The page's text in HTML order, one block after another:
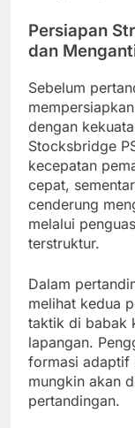
Persiapan
dan
Sebelum
dengan
Stocksbridge
kecepatan
cepat,
cenderung
melalui
terstruktur.
Dalam
melihat kedua
taktik di babak
lapangan.
formasi adaptif
mungkin akan
pertandingan.